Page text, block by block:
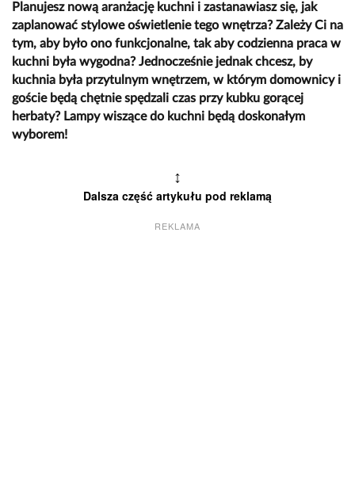
Planujesz nową aranżację kuchni i zastanawiasz się, jak
zaplanować stylowe oświetlenie tego wnętrza? Zależy Ci na
tym, aby było ono funkcjonalne, tak aby codzienna praca w
kuchni była wygodna? Jednocześnie jednak chcesz, by
kuchnia była przytulnym wnętrzem, w którym domownicy i
goście będą chętnie spędzali czas przy kubku gorącej
herbaty? Lampy wiszące do kuchni będą doskonałym
wyborem!
↕
Dalsza część artykułu pod reklamą
REKLAMA